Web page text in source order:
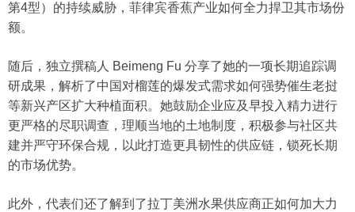
第4型）的持续威胁，菲律宾香蕉产业如何全力捍卫其市场份
额。
随后，独立撰稿人 Beimeng Fu 分享了她的一项长期追踪调
研成果，解析了中国对榴莲的爆发式需求如何强势催生老挝
等新兴产区扩大种植面积。她鼓励企业应及早投入精力进行
更严格的尽职调查，理顺当地的土地制度，积极参与社区共
建并严守环保合规，以此打造更具韧性的供应链，锁死长期
的市场优势。
此外，代表们还了解到了拉丁美洲水果供应商正如何加大力